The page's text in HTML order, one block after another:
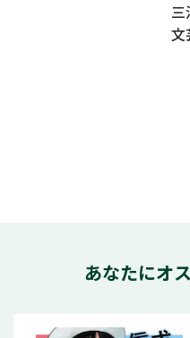
三
文
あなたにオ